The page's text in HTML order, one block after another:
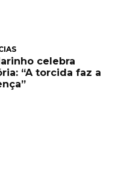
celebra
“A torcida faz a